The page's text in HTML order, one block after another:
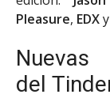
Pleasure, EDXy
del